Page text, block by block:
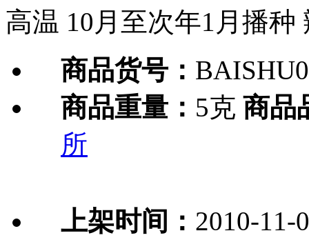
高温 10月至次年1月播种
商品货号：
商品重量： 5克 商品
所
上架时间： 2010-11-